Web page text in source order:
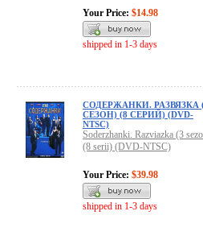
Your Price: $14.98
shipped in 1-3 days
СОДЕРЖАНКИ. РАЗВЯЗКА
СЕЗОН) (8 СЕРИЙ) (DVD-
NTSC)
Soderzhanki. Razviazka (3
(8 serii) (DVD-NTSC)
Your Price: $39.98
shipped in 1-3 days